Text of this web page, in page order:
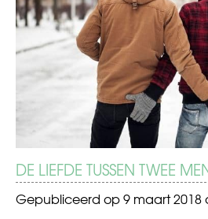
DE LIEFDE TUSSEN TWEE
Gepubliceerd op9 maart 2018